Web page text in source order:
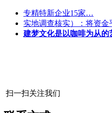
专精特新企业15家…
实地调查核实）：将资
建梦文化是以咖啡为从的
扫一扫关注我们